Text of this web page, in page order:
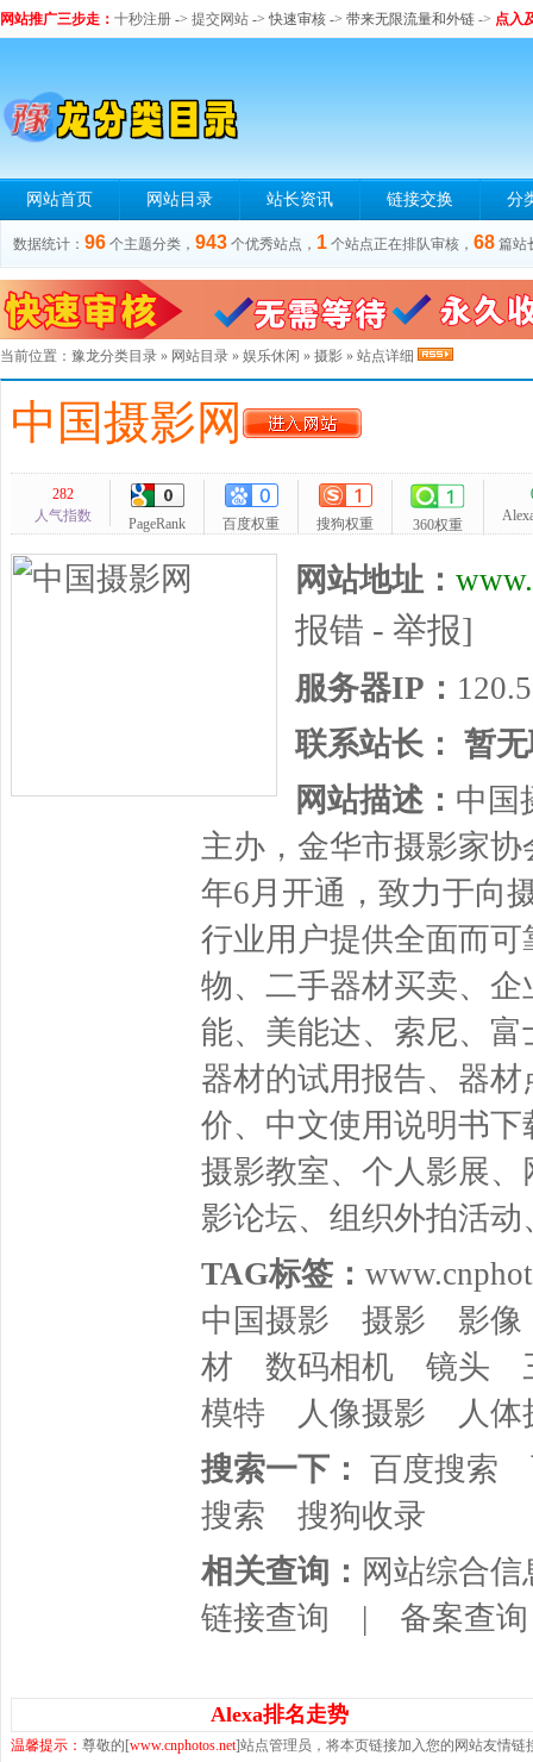
网站推广三步走： 十秒注册 -> 提交网站 -> 快速审核 -> 带来无限流量和外链 -> 点入
网站首页 网站目录 站长资讯 链接交换 分
数据统计： 96 个主题分类， 943 个优秀站点， 1 个站点正在排队审核， 68 篇站
当前位置： 豫龙分类目录 » 网站目录 » 娱乐休闲 » 摄影 » 站点详细
中国摄影网
282
人气指数
PageRank 百度权重 搜狗权重 360权重
网站地址：
报错 - 举报]
服务器IP：
联系站长： 暂
网站描述： 中国
主办，金华市摄影家
年6月开通，致力于向
行业用户提供全面而
物、二手器材买卖、
能、美能达、索尼、
器材的试用报告、器
价、中文使用说明书
摄影教室、个人影展
影论坛、组织外拍活
TAG标签：
中国摄影
摄影
影像
材
数码相机 镜头
模特
人像摄影
人体
搜索一下： 百度搜索
搜索
搜狗收录
相关查询： 网站综合信
链接查询 | 备案查询
Alexa排名走势
温馨提示： 尊敬的[www.cnphotos.net]站点管理员，将本页链接加入您的网站友情